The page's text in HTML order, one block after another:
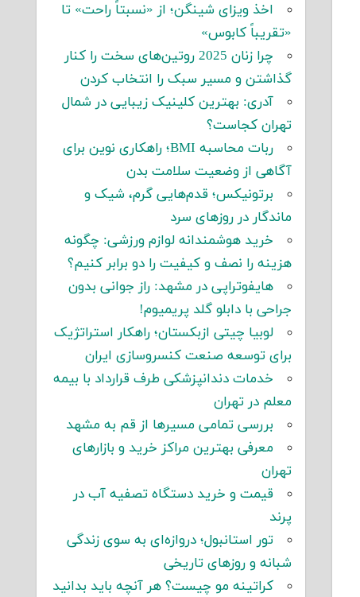
اخذ ویزای شینگن؛ از «نسبتاً راحت» تا
«تقریباً کابوس»
چرا زنان 2025 روتین‌های سخت را کنار
گذاشتن و مسیر سبک را انتخاب کردن
آدری: بهترین کلینیک زیبایی در شمال
تهران کجاست؟
ربات محاسبه BMI؛ راهکاری نوین برای
آگاهی از وضعیت سلامت بدن
برتونیکس؛ قدم‌هایی گرم، شیک و
ماندگار در روزهای سرد
خرید هوشمندانه لوازم ورزشی: چگونه
هزینه را نصف و کیفیت را دو برابر کنیم؟
هایفوتراپی در مشهد: راز جوانی بدون
جراحی با دابلو گلد پریمیوم!
لوبیا چیتی ازبکستان؛ راهکار استراتژیک
برای توسعه صنعت کنسروسازی ایران
خدمات دندانپزشکی طرف قرارداد با بیمه
معلم در تهران
بررسی تمامی مسیرها از قم به مشهد
معرفی بهترین مراکز خرید و بازارهای
تهران
قیمت و خرید دستگاه تصفیه آب در
پرند
تور استانبول؛ دروازه‌ای به سوی زندگی
شبانه و روزهای تاریخی
کراتینه مو چیست؟ هر آنچه باید بدانید